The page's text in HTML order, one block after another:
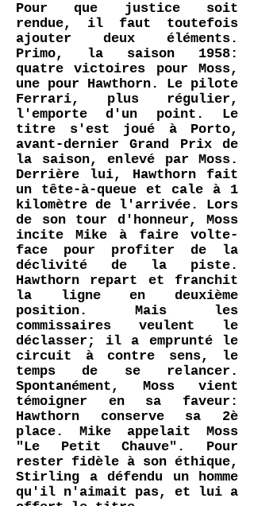
Pour que justice soit
rendue, il faut toutefois
ajouter deux éléments.
Primo, la saison 1958:
quatre victoires pour Moss,
une pour Hawthorn. Le pilote
Ferrari, plus régulier,
l'emporte d'un point. Le
titre s'est joué à Porto,
avant-dernier Grand Prix de
la saison, enlevé par Moss.
Derrière lui, Hawthorn fait
un tête-à-queue et cale à 1
kilomètre de l'arrivée. Lors
de son tour d'honneur, Moss
incite Mike à faire volte-
face pour profiter de la
déclivité de la piste.
Hawthorn repart et franchit
la ligne en deuxième
position. Mais les
commissaires veulent le
déclasser; il a emprunté le
circuit à contre sens, le
temps de se relancer.
Spontanément, Moss vient
témoigner en sa faveur:
Hawthorn conserve sa 2è
place. Mike appelait Moss
"Le Petit Chauve". Pour
rester fidèle à son éthique,
Stirling a défendu un homme
qu'il n'aimait pas, et lui a